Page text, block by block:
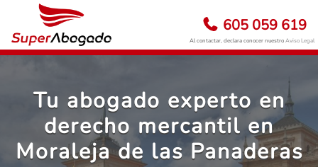
605 059 619
Al contactar, declara conocer nuestroAviso Legal
Tu abogado experto en
derecho mercantil en
Moraleja de las Panaderas